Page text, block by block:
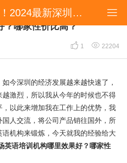

职场人士必看！2024最新深圳成人职场英语培训机构哪里效果好？哪家性价比高？
新深圳成人职场英语培训机
？哪家性价比高？
 1  22204
今深圳的经济发展越来越快速了，
激烈，所以我从今年的时候也不得
以此来增加我在工作上的优势，我
人交流，将公司产品销往国外，所
机构来锻炼，今天就我的经验给大
英语培训机构哪里效果好？哪家性